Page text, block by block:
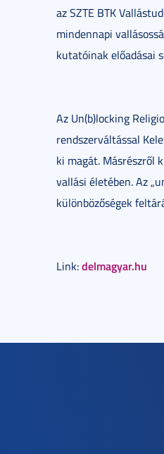
az SZTE BTK
mindennapi
kutatóinak előadásai
Az Un(b)locking
rendszerváltással
ki magát. Másrészről
vallási életében. Az
különbözőségek
Link:delmagyar.hu